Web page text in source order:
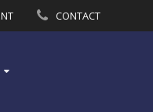
CONTACT